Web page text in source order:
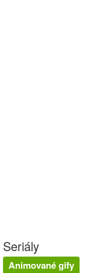
Seriály
Animované gify